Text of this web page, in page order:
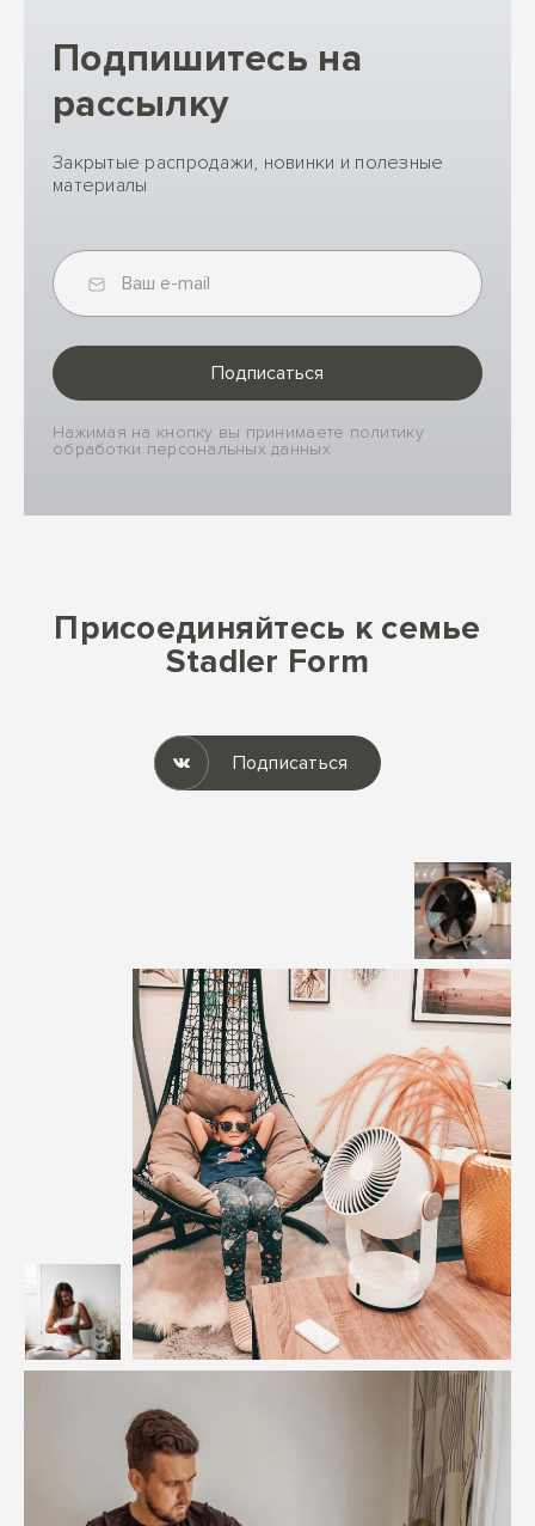
Подпишитесь на
рассылку
Закрытые распродажи, новинки и полезные
материалы
Подписаться
Нажимая на кнопку вы принимаете политику
обработки персональных данных
Присоединяйтесь к семье
Stadler Form
Подписаться